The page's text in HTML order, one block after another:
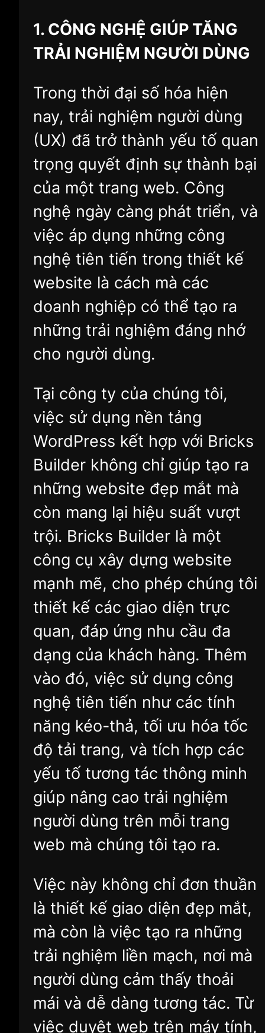
1. CÔNG NGHỆ GIÚP TĂNG
TRẢI NGHIỆM NGƯỜI DÙNG
Trong thời đại số hóa hiện
nay, trải nghiệm người dùng
(UX) đã trở thành yếu tố quan
trọng quyết định sự thành bại
của một trang web. Công
nghệ ngày càng phát triển, và
việc áp dụng những công
nghệ tiên tiến trong thiết kế
website là cách mà các
doanh nghiệp có thể tạo ra
những trải nghiệm đáng nhớ
cho người dùng.
Tại công ty của chúng tôi,
việc sử dụng nền tảng
WordPress kết hợp với Bricks
Builder không chỉ giúp tạo ra
những website đẹp mắt mà
còn mang lại hiệu suất vượt
trội. Bricks Builder là một
công cụ xây dựng website
mạnh mẽ, cho phép chúng tôi
thiết kế các giao diện trực
quan, đáp ứng nhu cầu đa
dạng của khách hàng. Thêm
vào đó, việc sử dụng công
nghệ tiên tiến như các tính
năng kéo-thả, tối ưu hóa tốc
độ tải trang, và tích hợp các
yếu tố tương tác thông minh
giúp nâng cao trải nghiệm
người dùng trên mỗi trang
web mà chúng tôi tạo ra.
Việc này không chỉ đơn thuần
là thiết kế giao diện đẹp mắt,
mà còn là việc tạo ra những
trải nghiệm liền mạch, nơi mà
người dùng cảm thấy thoải
mái và dễ dàng tương tác. Từ
việc duyệt web trên máy tính,